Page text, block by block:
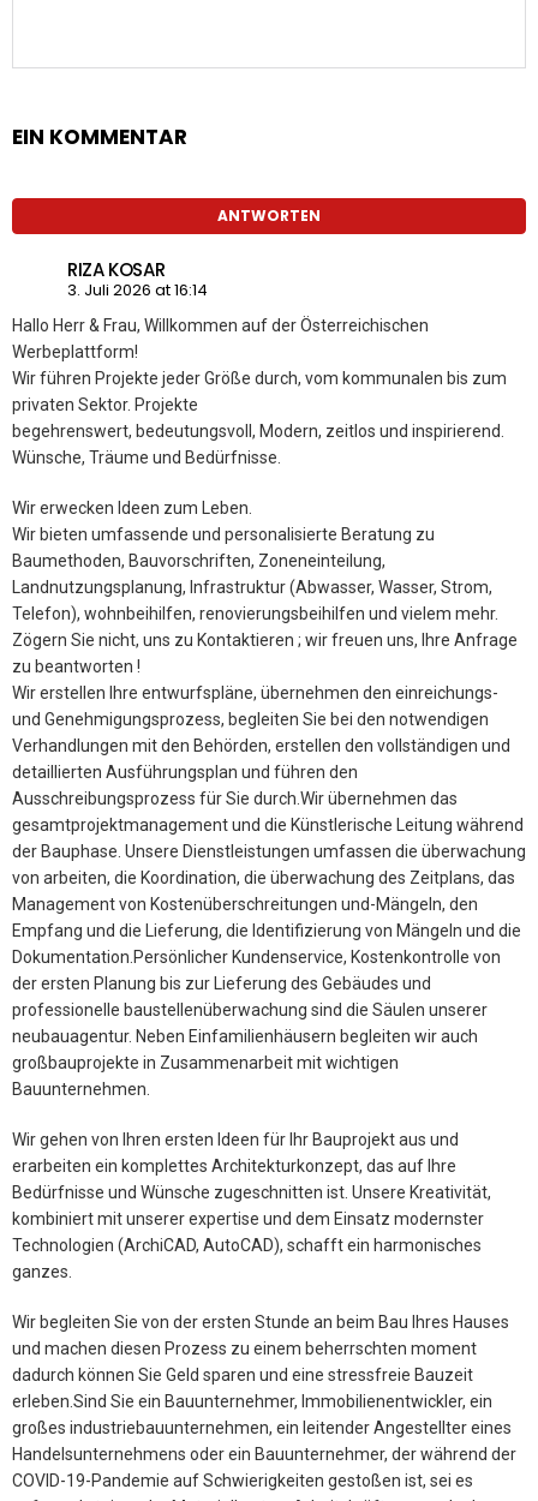
EIN KOMMENTAR
ANTWORTEN
RIZA KOSAR
3. Juli 2026 at 16:14
Hallo Herr & Frau, Willkommen auf der Österreichischen
Werbeplattform!
Wir führen Projekte jeder Größe durch, vom kommunalen bis zum
privaten Sektor. Projekte
begehrenswert, bedeutungsvoll, Modern, zeitlos und inspirierend.
Wünsche, Träume und Bedürfnisse.
Wir erwecken Ideen zum Leben.
Wir bieten umfassende und personalisierte Beratung zu
Baumethoden, Bauvorschriften, Zoneneinteilung,
Landnutzungsplanung, Infrastruktur (Abwasser, Wasser, Strom,
Telefon), wohnbeihilfen, renovierungsbeihilfen und vielem mehr.
Zögern Sie nicht, uns zu Kontaktieren ; wir freuen uns, Ihre Anfrage
zu beantworten !
Wir erstellen Ihre entwurfspläne, übernehmen den einreichungs-
und Genehmigungsprozess, begleiten Sie bei den notwendigen
Verhandlungen mit den Behörden, erstellen den vollständigen und
detaillierten Ausführungsplan und führen den
Ausschreibungsprozess für Sie durch.Wir übernehmen das
gesamtprojektmanagement und die Künstlerische Leitung während
der Bauphase. Unsere Dienstleistungen umfassen die überwachung
von arbeiten, die Koordination, die überwachung des Zeitplans, das
Management von Kostenüberschreitungen und-Mängeln, den
Empfang und die Lieferung, die Identifizierung von Mängeln und die
Dokumentation.Persönlicher Kundenservice, Kostenkontrolle von
der ersten Planung bis zur Lieferung des Gebäudes und
professionelle baustellenüberwachung sind die Säulen unserer
neubauagentur. Neben Einfamilienhäusern begleiten wir auch
großbauprojekte in Zusammenarbeit mit wichtigen
Bauunternehmen.
Wir gehen von Ihren ersten Ideen für Ihr Bauprojekt aus und
erarbeiten ein komplettes Architekturkonzept, das auf Ihre
Bedürfnisse und Wünsche zugeschnitten ist. Unsere Kreativität,
kombiniert mit unserer expertise und dem Einsatz modernster
Technologien (ArchiCAD, AutoCAD), schafft ein harmonisches
ganzes.
Wir begleiten Sie von der ersten Stunde an beim Bau Ihres Hauses
und machen diesen Prozess zu einem beherrschten moment
dadurch können Sie Geld sparen und eine stressfreie Bauzeit
erleben.Sind Sie ein Bauunternehmer, Immobilienentwickler, ein
großes industriebauunternehmen, ein leitender Angestellter eines
Handelsunternehmens oder ein Bauunternehmer, der während der
COVID-19-Pandemie auf Schwierigkeiten gestoßen ist, sei es